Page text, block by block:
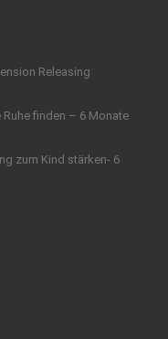
Releasing
finden – 6 Monate
zum Kind stärken- 6